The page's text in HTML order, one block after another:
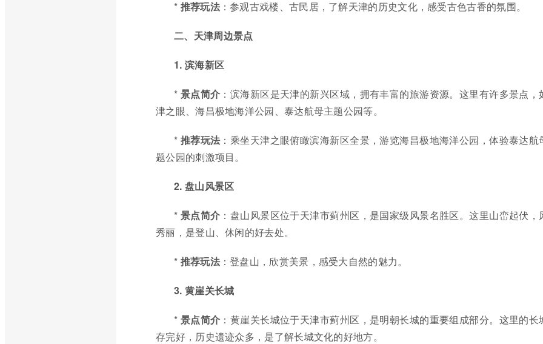
* 推荐玩法：参观古戏楼、古民居，了解天津的历史文化，感受古色古香的氛围。
二、天津周边景点
1. 滨海新区
* 景点简介 ：滨海新区是天津的新兴区域，拥有丰富的旅游资源。这里有许多景点，
津之眼、海昌极地海洋公园、泰达航母主题公园等。
* 推荐玩法 ：乘坐天津之眼俯瞰滨海新区全景，游览海昌极地海洋公园，体验泰达航
题公园的刺激项目。
2. 盘山风景区
* 景点简介 ：盘山风景区位于天津市蓟州区，是国家级风景名胜区。这里山峦起伏，
秀丽，是登山、休闲的好去处。
* 推荐玩法：登盘山，欣赏美景，感受大自然的魅力。
3. 黄崖关长城
* 景点简介 ：黄崖关长城位于天津市蓟州区，是明朝长城的重要组成部分。这里的长
存完好，历史遗迹众多，是了解长城文化的好地方。